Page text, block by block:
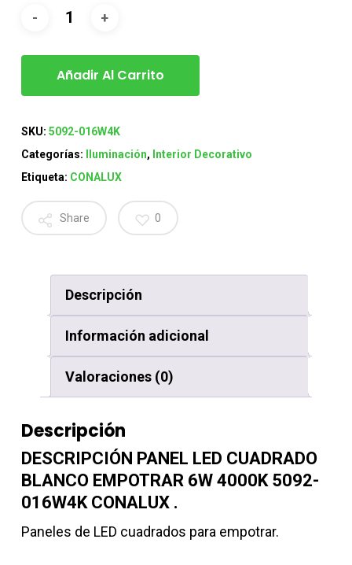
Añadir Al Carrito
SKU: 5092-016W4K
Categorías:
Iluminación, Interior Decorativo
Etiqueta: CONALUX
Share 0
Descripción
Información adicional
Valoraciones (0)
Descripción
DESCRIPCIÓN PANEL LED CUADRADO
BLANCO EMPOTRAR 6W 4000K 5092-
016W4K CONALUX .
Paneles de LED cuadrados para empotrar.